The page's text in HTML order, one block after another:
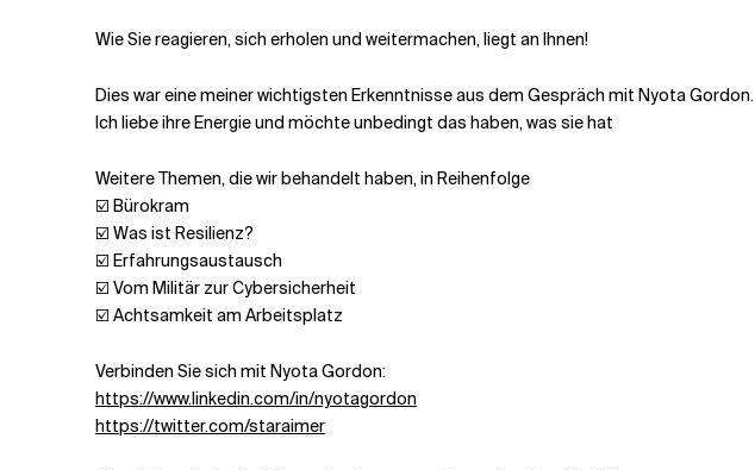
Wie Sie reagieren, sich erholen und weitermachen, liegt an Ihnen!
Dies war eine meiner wichtigsten Erkenntnisse aus dem Gespräch mit Nyota Gordon.
Ich liebe ihre Energie und möchte unbedingt das haben, was sie hat
Weitere Themen, die wir behandelt haben, in Reihenfolge
☑️ Bürokram
☑️ Was ist Resilienz?
☑️ Erfahrungsaustausch
☑️ Vom Militär zur Cybersicherheit
☑️ Achtsamkeit am Arbeitsplatz
Verbinden Sie sich mit Nyota Gordon:
https://www.linkedin.com/in/nyotagordon
https://twitter.com/staraimer